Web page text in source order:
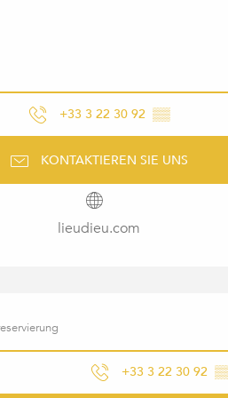
+33 3 22 30 92 ▒▒
KONTAKTIEREN SIE UNS
lieudieu.com
+33 3 22 30 92